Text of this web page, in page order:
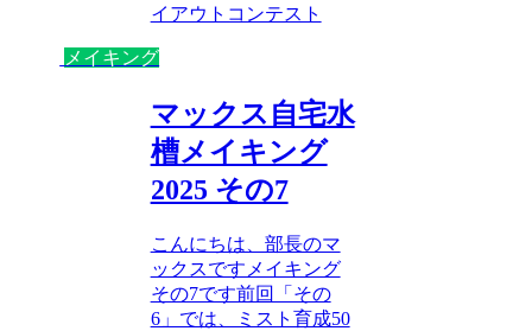
イアウトコンテスト
メイキング
マックス自宅水
槽メイキング
2025 その7
こんにちは、部長のマ
ックスですメイキング
その7です前回「その
6」では、ミスト育成50